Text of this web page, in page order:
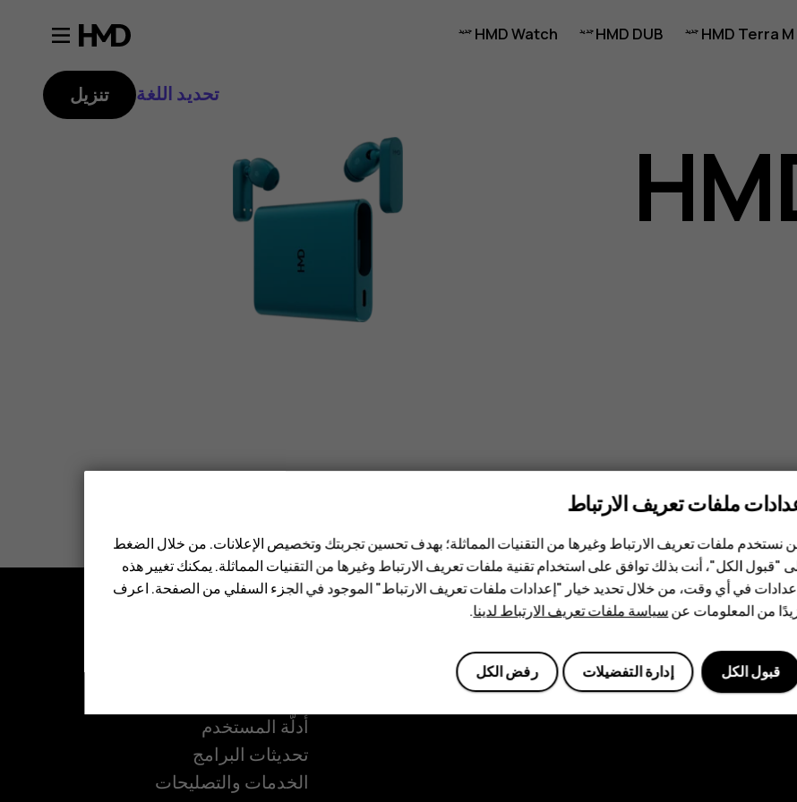
HMD Terra M
HMD DUB
HMD Watch
الهواتف الذكية
تحديد اللغة تنزيل
الاستدامة
الأمان والخصوصية والامتثال
أدلّة المستخدم
تحديثات البرامج
الخدمات والتصليحات
ملفات تعريف الارتباط
نستخدم ملفات تعريف الارتباط وغيرها من التقنيات المماثلة؛ بهدف تحسين تجربتك وتخصيص الإعلانات. من خلال الضغط
"قبول الكل"، أنت بذلك توافق على استخدام تقنية ملفات تعريف الارتباط وغيرها من التقنيات المماثلة. يمكنك تغيير هذه
في أي وقت، من خلال تحديد خيار "إعدادات ملفات تعريف الارتباط" الموجود في الجزء السفلي من الصفحة. اعرف
من المعلومات عنسياسة ملفات تعريف الارتباط لدينا.
رفض الكل إدارة التفضيلات قبول الكل